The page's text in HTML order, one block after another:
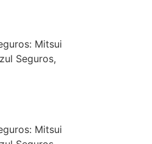
Mitsui
Seguros,
Mitsui